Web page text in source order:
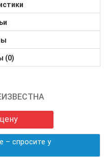
(0)
– спросите у